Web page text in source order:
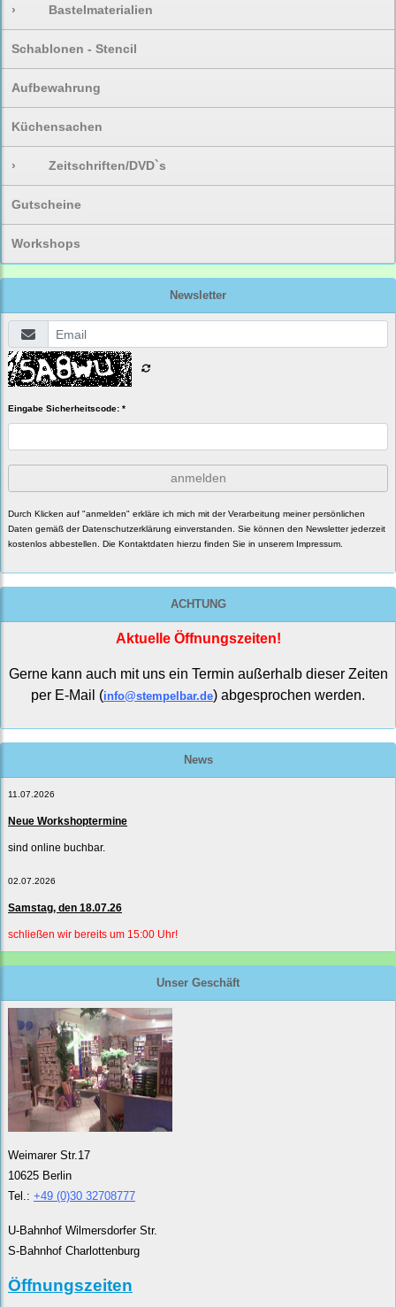
› Bastelmaterialien
Schablonen - Stencil
Aufbewahrung
Küchensachen
› Zeitschriften/DVD`s
Gutscheine
Workshops
Newsletter
Eingabe Sicherheitscode: *
anmelden
Durch Klicken auf "anmelden" erkläre ich mich mit der Verarbeitung meiner persönlichen
Daten gemäß der Datenschutzerklärung einverstanden. Sie können den Newsletter jederzeit
kostenlos abbestellen. Die Kontaktdaten hierzu finden Sie in unserem Impressum.
ACHTUNG
Aktuelle Öffnungszeiten!
Gerne kann auch mit uns ein Termin außerhalb dieser Zeiten
per E-Mail (info@stempelbar.de) abgesprochen werden.
News
11.07.2026
Neue Workshoptermine
sind online buchbar.
02.07.2026
Samstag, den 18.07.26
schließen wir bereits um 15:00 Uhr!
Unser Geschäft
Weimarer Str.17
10625 Berlin
Tel.: +49 (0)30 32708777
U-Bahnhof Wilmersdorfer Str.
S-Bahnhof Charlottenburg
Öffnungszeiten